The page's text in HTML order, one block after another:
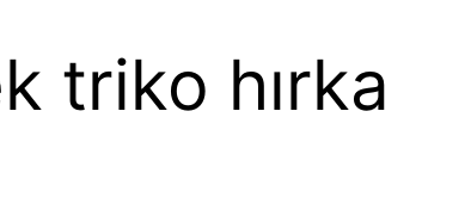
triko hırka